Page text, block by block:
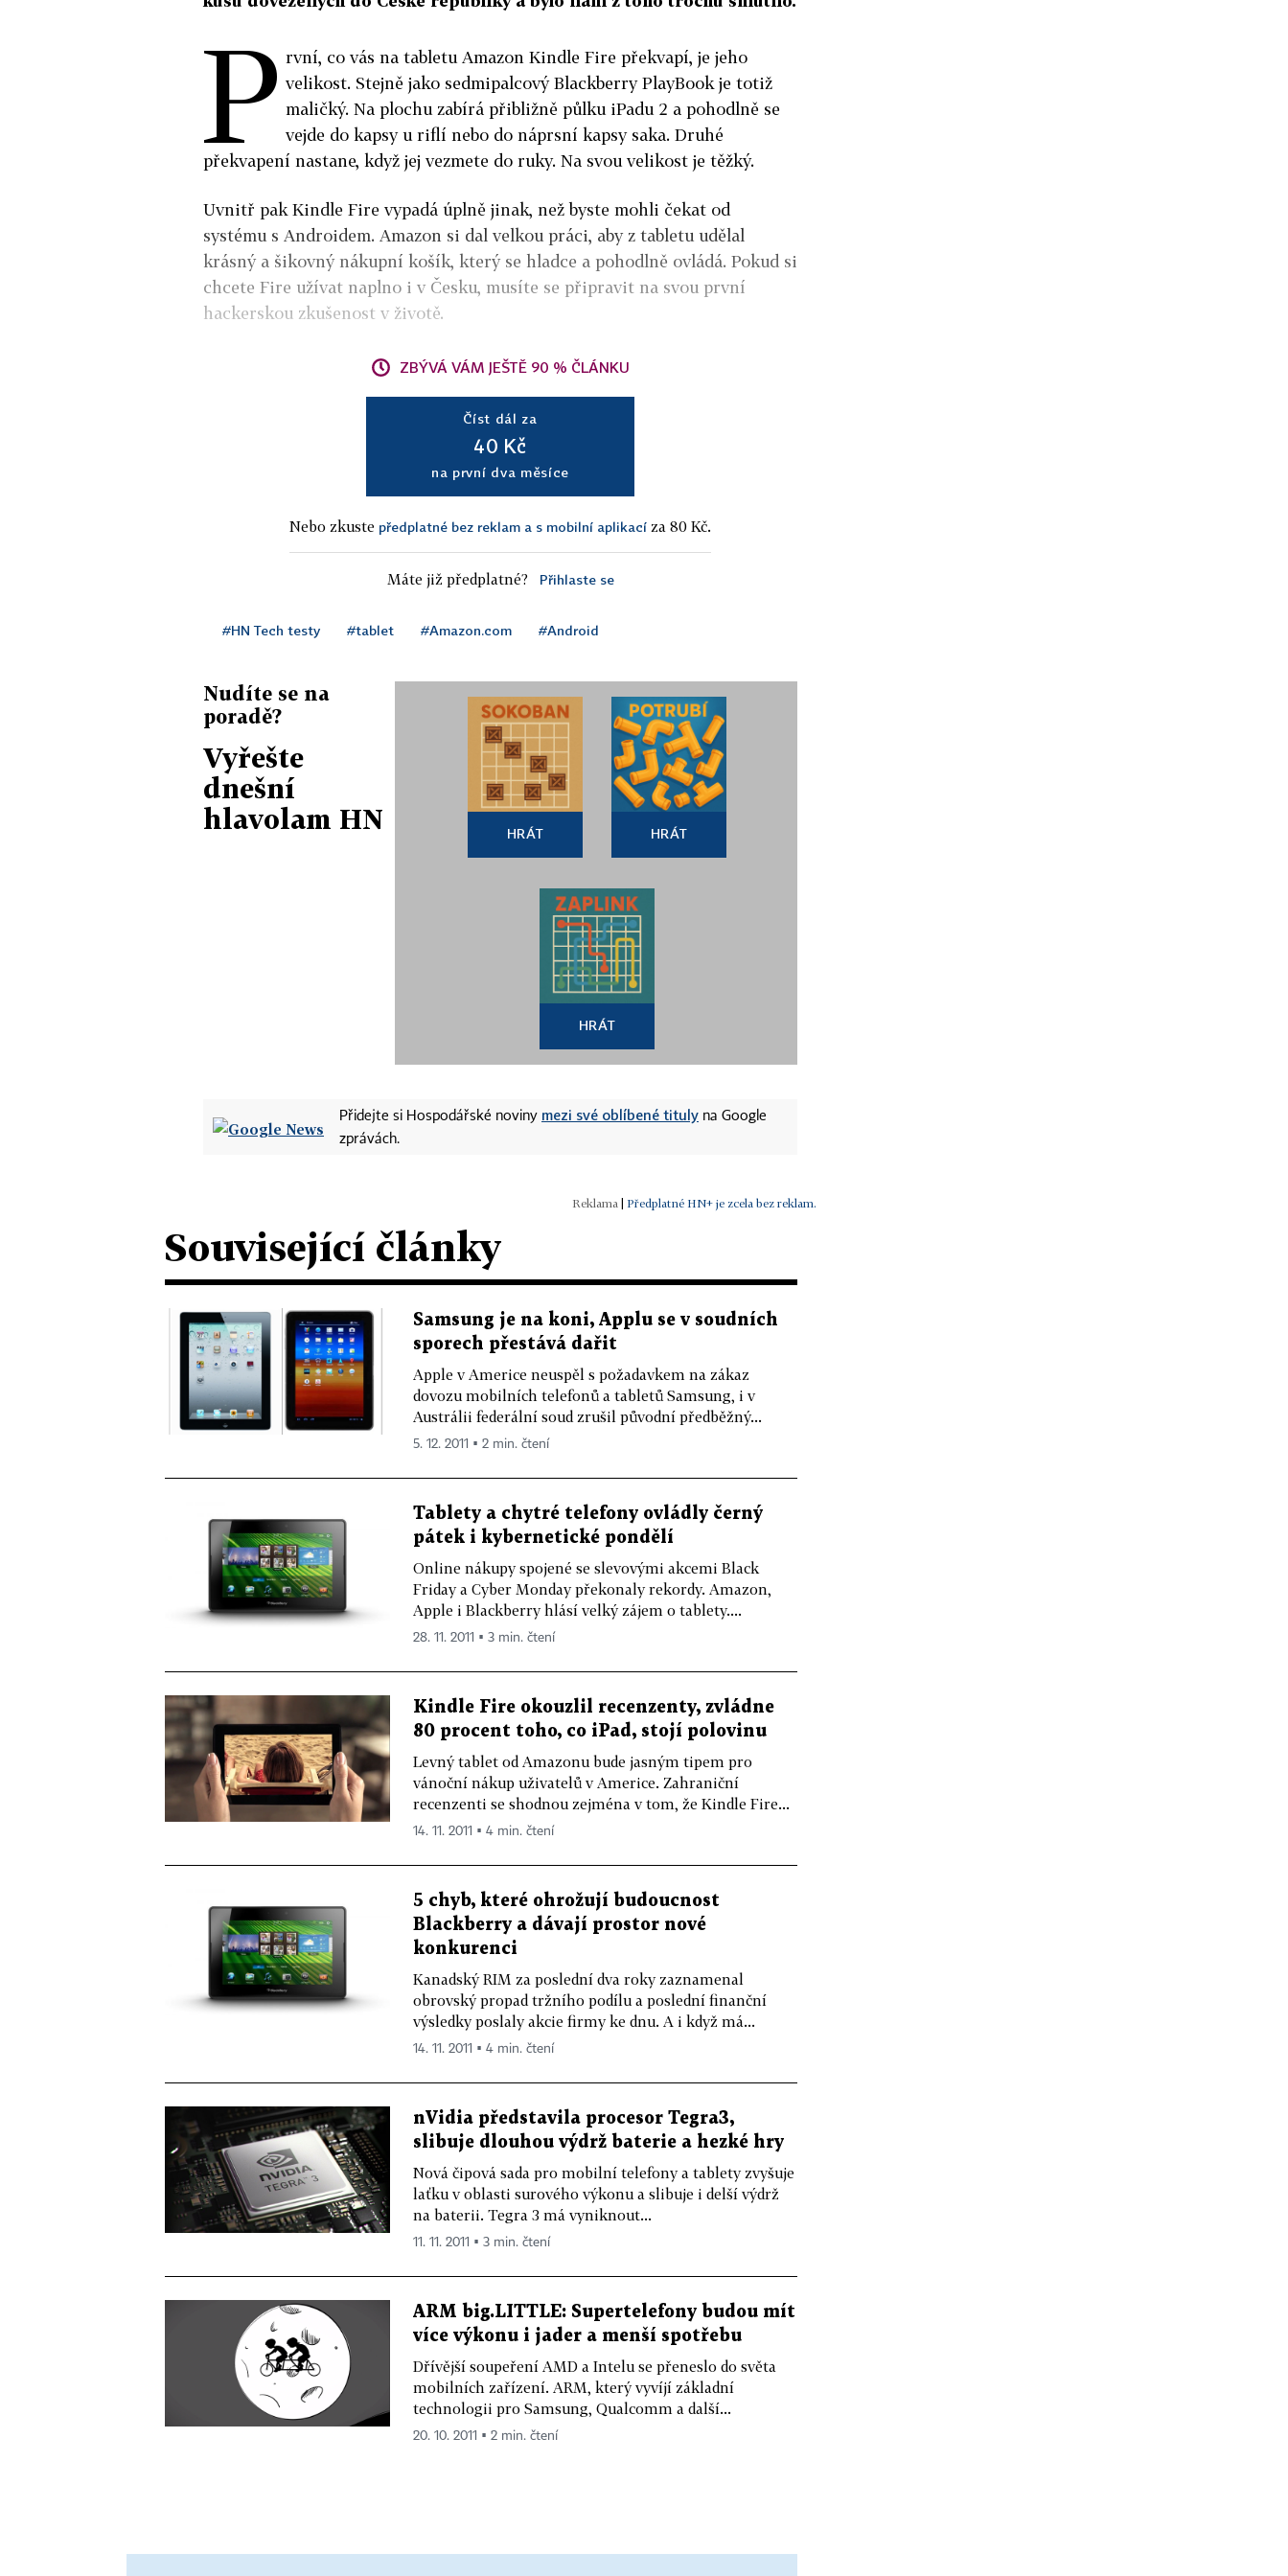
P rvní, co vás na tabletu Amazon Kindle Fire překvapí, je jeho
velikost. Stejně jako sedmipalcový Blackberry PlayBook je totiž
maličký. Na plochu zabírá přibližně půlku iPadu 2 a pohodlně se
vejde do kapsy u riflí nebo do náprsní kapsy saka. Druhé
překvapení nastane, když jej vezmete do ruky. Na svou velikost je těžký.
Uvnitř pak Kindle Fire vypadá úplně jinak, než byste mohli čekat od
systému s Androidem. Amazon si dal velkou práci, aby z tabletu udělal
krásný a šikovný nákupní košík, který se hladce a pohodlně ovládá. Pokud si
chcete Fire užívat naplno i v Česku, musíte se připravit na svou první
hackerskou zkušenost v životě.
ZBÝVÁ VÁM JEŠTĚ 90 % ČLÁNKU
Číst dál za
40 Kč
na první dva měsíce
Nebo zkuste předplatné bez reklam a s mobilní aplikací za 80 Kč.
Máte již předplatné? Přihlaste se
#HN Tech testy #tablet #Amazon.com #Android
Nudíte se na
poradě?
Vyřešte
dnešní
hlavolam HN
HRÁT HRÁT
HRÁT
Přidejte si Hospodářské noviny mezi své oblíbené tituly na Google
zprávách.
| Předplatné HN+ je zcela bez reklam.
Související články
Samsung je na koni, Applu se v soudních
sporech přestává dařit
Apple v Americe neuspěl s požadavkem na zákaz
dovozu mobilních telefonů a tabletů Samsung, i v
Austrálii federální soud zrušil původní předběžný...
5. 12. 2011 ▪ 2 min. čtení
Tablety a chytré telefony ovládly černý
pátek i kybernetické pondělí
Online nákupy spojené se slevovými akcemi Black
Friday a Cyber Monday překonaly rekordy. Amazon,
Apple i Blackberry hlásí velký zájem o tablety....
28. 11. 2011 ▪ 3 min. čtení
Kindle Fire okouzlil recenzenty, zvládne
80 procent toho, co iPad, stojí polovinu
Levný tablet od Amazonu bude jasným tipem pro
vánoční nákup uživatelů v Americe. Zahraniční
recenzenti se shodnou zejména v tom, že Kindle Fire...
14. 11. 2011 ▪ 4 min. čtení
5 chyb, které ohrožují budoucnost
Blackberry a dávají prostor nové
konkurenci
Kanadský RIM za poslední dva roky zaznamenal
obrovský propad tržního podílu a poslední finanční
výsledky poslaly akcie firmy ke dnu. A i když má...
14. 11. 2011 ▪ 4 min. čtení
nVidia představila procesor Tegra3,
slibuje dlouhou výdrž baterie a hezké hry
Nová čipová sada pro mobilní telefony a tablety zvyšuje
laťku v oblasti surového výkonu a slibuje i delší výdrž
na baterii. Tegra 3 má vyniknout...
11. 11. 2011 ▪ 3 min. čtení
ARM big.LITTLE: Supertelefony budou mít
více výkonu i jader a menší spotřebu
Dřívější soupeření AMD a Intelu se přeneslo do světa
mobilních zařízení. ARM, který vyvíjí základní
technologii pro Samsung, Qualcomm a další...
20. 10. 2011 ▪ 2 min. čtení